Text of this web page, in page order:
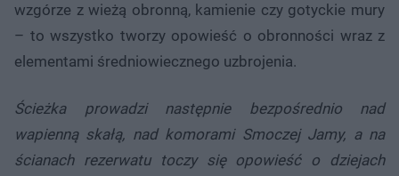
wzgórze z wieżą obronną, kamienie czy gotyckie mury
– to wszystko tworzy opowieść o obronności wraz z
elementami średniowiecznego uzbrojenia.
Ścieżka prowadzi następnie bezpośrednio nad
wapienną skałą, nad komorami Smoczej Jamy, a na
ścianach rezerwatu toczy się opowieść o dziejach